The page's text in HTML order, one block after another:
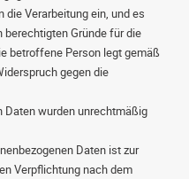
die Verarbeitung ein, und es
berechtigten Gründe für die
betroffene Person legt gemäß
gegen die
Daten wurden unrechtmäßig
Daten ist zur
Verpflichtung nach dem